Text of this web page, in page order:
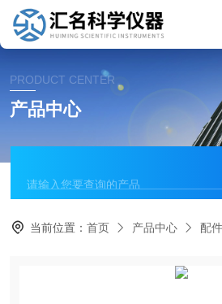
PRODUCT CENTER
产品中心
当前位置：首页 产品中心 配